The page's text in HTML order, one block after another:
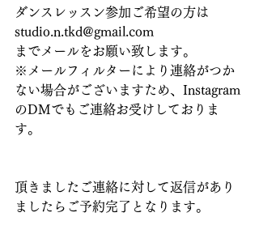
ダンスレッスン参加ご希望の方は
studio.n.tkd@gmail.com
までメールをお願い致します。
※メールフィルターにより連絡がつか
ない場合がございますため、Instagram
のDMでもご連絡お受けしておりま
す。
頂きましたご連絡に対して返信があり
ましたらご予約完了となります。